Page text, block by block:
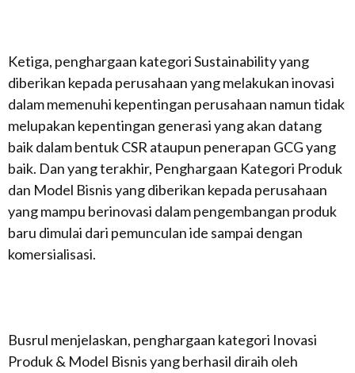
Ketiga, penghargaan kategori Sustainability yang
diberikan kepada perusahaan yang melakukan inovasi
dalam memenuhi kepentingan perusahaan namun tidak
melupakan kepentingan generasi yang akan datang
baik dalam bentuk CSR ataupun penerapan GCG yang
baik. Dan yang terakhir, Penghargaan Kategori Produk
dan Model Bisnis yang diberikan kepada perusahaan
yang mampu berinovasi dalam pengembangan produk
baru dimulai dari pemunculan ide sampai dengan
komersialisasi.
Busrul menjelaskan, penghargaan kategori Inovasi
Produk & Model Bisnis yang berhasil diraih oleh